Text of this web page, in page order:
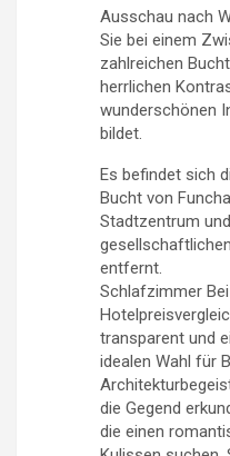
Ausschau nach
Sie bei einem
zahlreichen
herrlichen
wunderschönen
bildet.
Es befindet sich
Bucht von
Stadtzentrum
entfernt.
Schlafzimmer
transparent und
idealen Wahl für
die Gegend
die einen